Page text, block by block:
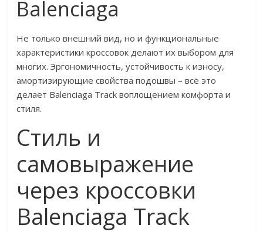
Balenciaga
Не только внешний вид, но и функциональные
характеристики кроссовок делают их выбором для
многих. Эргономичность, устойчивость к износу,
амортизирующие свойства подошвы – всё это
делает Balenciaga Track воплощением комфорта и
стиля.
Стиль и
самовыражение
через кроссовки
Balenciaga Track